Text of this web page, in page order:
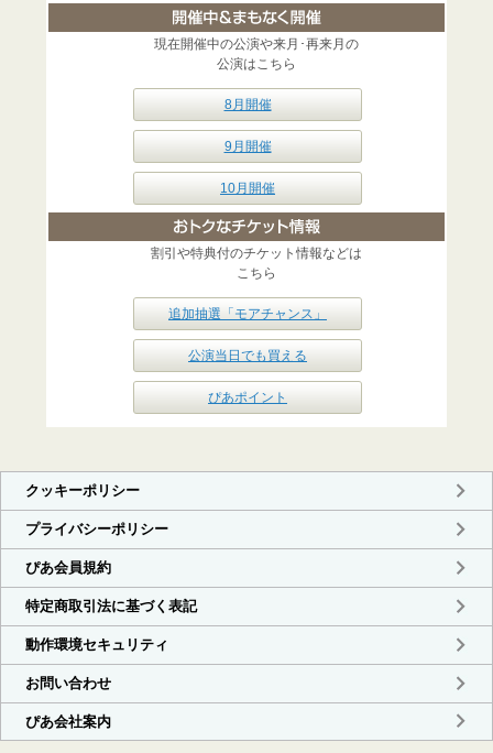
現在開催中の公演や来月･再来月の
公演はこちら
8月開催
9月開催
10月開催
割引や特典付のチケット情報などは
こちら
追加抽選「モアチャンス」
公演当日でも買える
ぴあポイント